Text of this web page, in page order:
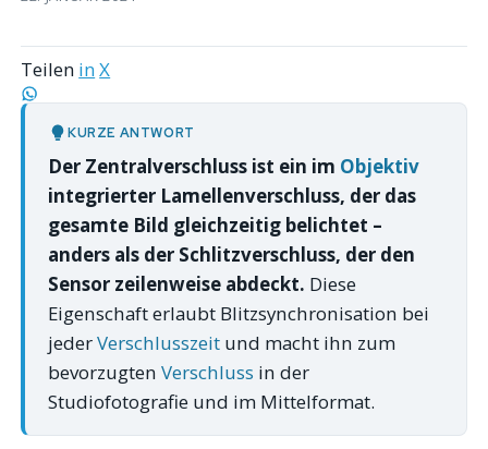
Teilen inX
KURZE ANTWORT
Der Zentralverschluss ist ein im Objektiv
integrierter Lamellenverschluss, der das
gesamte Bild gleichzeitig belichtet –
anders als der Schlitzverschluss, der den
Sensor zeilenweise abdeckt. Diese
Eigenschaft erlaubt Blitzsynchronisation bei
jederVerschlusszeitund macht ihn zum
bevorzugten Verschluss in der
Studiofotografie und im Mittelformat.